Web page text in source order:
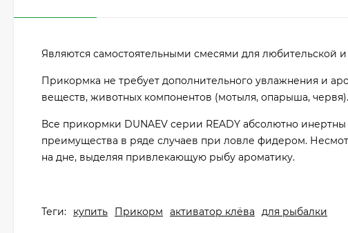
Являются самостоятельными смесями для любительской
Прикормка не требует дополнительного увлажнения и
веществ, животных компонентов (мотыля, опарыша, червя).
Все прикормки DUNAEV серии READY абсолютно
преимущества в ряде случаев при ловле фидером.
на дне, выделяя привлекающую рыбу ароматику.
Теги: купить Прикорм активатор клёва для рыбалки